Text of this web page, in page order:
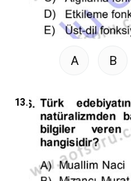
A B
13.